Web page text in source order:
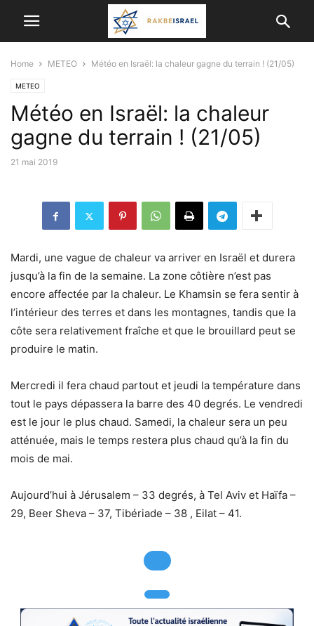
Home METEO Météo en Israël: la chaleur gagne du terrain ! (21/05)
METEO
Météo en Israël: la chaleur
gagne du terrain ! (21/05)
21 mai 2019
Mardi, une vague de chaleur va arriver en Israël et durera
jusqu’à la fin de la semaine. La zone côtière n’est pas
encore affectée par la chaleur. Le Khamsin se fera sentir à
l’intérieur des terres et dans les montagnes, tandis que la
côte sera relativement fraîche et que le brouillard peut se
produire le matin.
Mercredi il fera chaud partout et jeudi la température dans
tout le pays dépassera la barre des 40 degrés. Le vendredi
est le jour le plus chaud. Samedi, la chaleur sera un peu
atténuée, mais le temps restera plus chaud qu’à la fin du
mois de mai.
Aujourd’hui à Jérusalem – 33 degrés, à Tel Aviv et Haïfa –
29, Beer Sheva – 37, Tibériade – 38 , Eilat – 41.